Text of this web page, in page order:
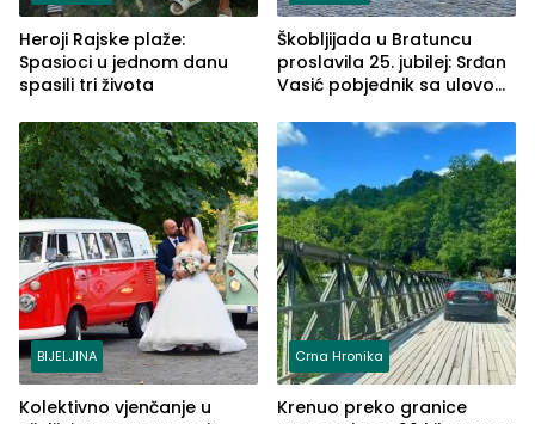
Heroji Rajske plaže:
Spasioci u jednom danu
spasili tri života
Škobljijada u Bratuncu
proslavila 25. jubilej: Srđan
Vasić pobjednik sa ulovom
BIJELJINA
Kolektivno vjenčanje u
Crna Hronika
Krenuo preko granice